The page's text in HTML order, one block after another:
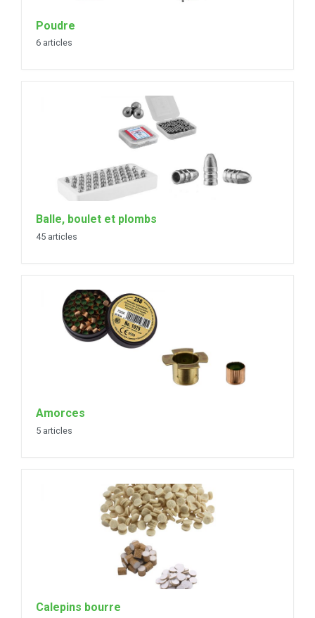
Poudre
6 articles
Balle, boulet et plombs
45 articles
Amorces
5 articles
Calepins bourre